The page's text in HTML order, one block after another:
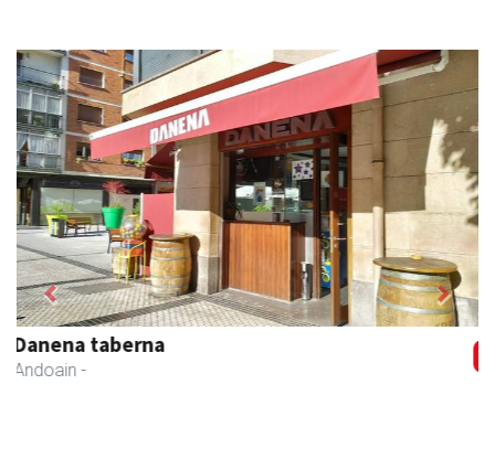
Amonarriz iturgintza S. L.
Larraul - Iturgintza
Previous Next